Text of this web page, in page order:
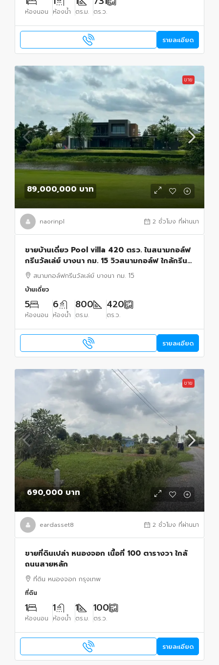
ห้องนอน ห้องน้ำ ตร.ม. ตร.ว.
รายละเอียด
ขาย
89,000,000 บาท
naorinpl 2 ชั่วโมง ที่ผ่านมา
ขายบ้านเดี่ยว Pool villa 420 ตรว. ในสนามกอล์ฟ
กรีนวัลเล่ย์ บางนา กม. 15 วิวสนามกอล์ฟ ใกล้กรีน+
วิวทะเลสาป ใกล้สนามบินสุวรรณภูมิ
สนามกอล์ฟกรีนวัลเล่ย์ บางนา กม. 15
บ้านเดี่ยว
5
ห้องนอน
6
ห้องน้ำ
800
ตร.ม.
420
ตร.ว.
รายละเอียด
ขาย
690,000 บาท
eardasset8 2 ชั่วโมง ที่ผ่านมา
ขายที่ดินเปล่า หนองจอก เนื้อที่ 100 ตารางวา ใกล้
ถนนสายหลัก
ที่ดิน หนองจอก กรุงเทพ
ที่ดิน
1
ห้องนอน
1
ห้องน้ำ
1
ตร.ม.
100
ตร.ว.
รายละเอียด